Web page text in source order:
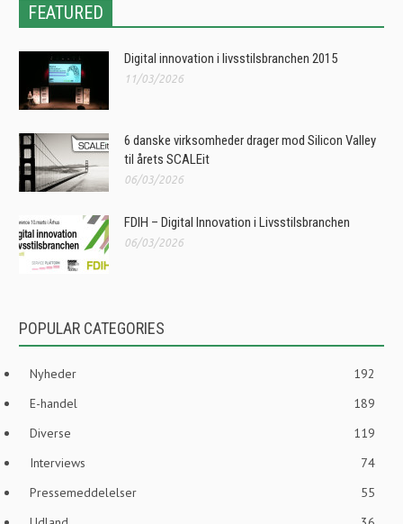
FEATURED
Digital innovation i livsstilsbranchen 2015
11/03/2026
6 danske virksomheder drager mod Silicon Valley
til årets SCALEit
06/03/2026
FDIH – Digital Innovation i Livsstilsbranchen
06/03/2026
POPULAR CATEGORIES
Nyheder
192
E-handel
189
Diverse
119
Interviews
74
Pressemeddelelser
55